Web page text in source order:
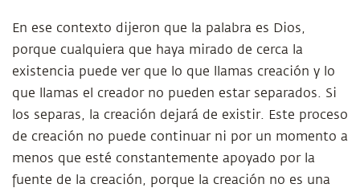
En ese contexto dijeron que la palabra es Dios,
porque cualquiera que haya mirado de cerca la
existencia puede ver que lo que llamas creación y lo
que llamas el creador no pueden estar separados. Si
los separas, la creación dejará de existir. Este proceso
de creación no puede continuar ni por un momento a
menos que esté constantemente apoyado por la
fuente de la creación, porque la creación no es una